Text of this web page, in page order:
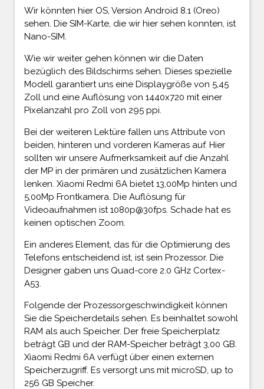
Wir könnten hier OS, Version Android 8.1 (Oreo)
sehen. Die SIM-Karte, die wir hier sehen konnten, ist
Nano-SIM.
Wie wir weiter gehen können wir die Daten
bezüglich des Bildschirms sehen. Dieses spezielle
Modell garantiert uns eine Displaygröße von 5,45
Zoll und eine Auflösung von 1440x720 mit einer
Pixelanzahl pro Zoll von 295 ppi.
Bei der weiteren Lektüre fallen uns Attribute von
beiden, hinteren und vorderen Kameras auf. Hier
sollten wir unsere Aufmerksamkeit auf die Anzahl
der MP in der primären und zusätzlichen Kamera
lenken. Xiaomi Redmi 6A bietet 13,00Mp hinten und
5,00Mp Frontkamera. Die Auflösung für
Videoaufnahmen ist 1080p@30fps. Schade hat es
keinen optischen Zoom.
Ein anderes Element, das für die Optimierung des
Telefons entscheidend ist, ist sein Prozessor. Die
Designer gaben uns Quad-core 2.0 GHz Cortex-
A53.
Folgende der Prozessorgeschwindigkeit können
Sie die Speicherdetails sehen. Es beinhaltet sowohl
RAM als auch Speicher. Der freie Speicherplatz
beträgt GB und der RAM-Speicher beträgt 3,00 GB.
Xiaomi Redmi 6A verfügt über einen externen
Speicherzugriff. Es versorgt uns mit microSD, up to
256 GB Speicher.